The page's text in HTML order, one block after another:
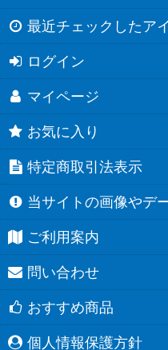
最近チェックしたア
ログイン
マイページ
お気に入り
特定商取引法表示
当サイトの画像やデ
ご利用案内
問い合わせ
おすすめ商品
個人情報保護方針